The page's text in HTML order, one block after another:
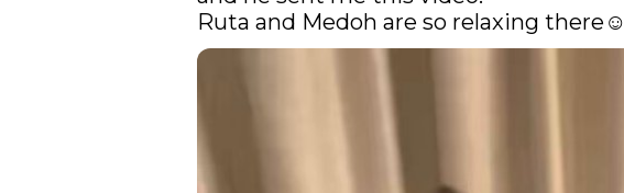
Ruta and Medoh are so relaxing there☺️